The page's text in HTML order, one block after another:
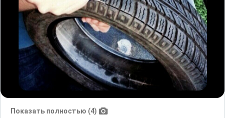
Показать полностью (4)